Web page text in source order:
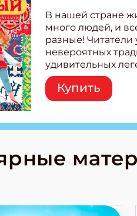
В нашей стране
много людей, и
разные! Читатели
невероятных
удивительных
народов России!
Легенды татар,
бурятов
странные слова
космические
Купить